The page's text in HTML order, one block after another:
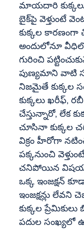
మాయదారి కుక్కలు మార్నింగ్‌ వాక్‌కు వెళ్తుంటే రన్నింగ్‌ రేస్‌లో
బైక్‌పై వెళ్తుంటే వెంటబడి తిరగేసేస్తున్నాయి. పిల్లల్ని వీధిలోని దుకాణానికి పంపితే, వారు ఇంటికి వచ్చేసరికి
కుక్కల కారణంగా
అందులోనూ
గురించి
పుణ్యమాని వాటి
నిజమైతే కుక్కల
కుక్కలు ఖరీఫ్‌, రబీ పంటల మాదిరిగా ఏడాదికి రెండుసార్లు ఈనేస్తున్నాయి. మరి వాటికి కు.ని. చికిత్సలు
చేస్తున్నారో, లేక
చూసినా కుక్కల
విక్రం హీరోగా
పక్కనుంచి వెళ్తుంటే
చనిపోయిన విషయం
ఒక్క ఇంజక్షన్‌ కూడా వేయనివి కరిస్తే మన పరిస్థితి ఏమిటి? అసలే ప్రభుత్వాసుపత్రుల్లో యాంటీ రేబిస్‌
ఇంజక్షన్లు
కుక్కల ప్రేమికులు బిస్కట్లు తెచ్చి ప్రతీ
పదుల సంఖ్యలో